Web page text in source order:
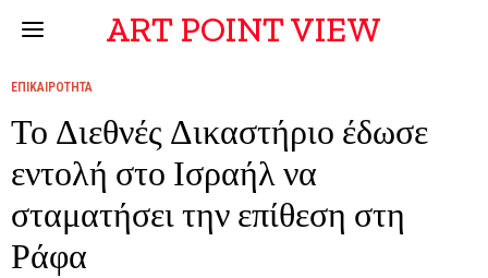
ART POINT VIEW
ΕΠΙΚΑΙΡΟΤΗΤΑ
Το Διεθνές Δικαστήριο έδωσε
εντολή στο Ισραήλ να
σταματήσει την επίθεση στη
Ράφα